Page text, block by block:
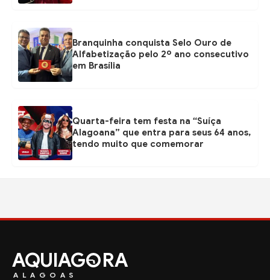
Branquinha conquista Selo Ouro de
Alfabetização pelo 2º ano consecutivo
em Brasília
Quarta-feira tem festa na “Suíça
Alagoana” que entra para seus 64 anos,
tendo muito que comemorar
AQUIAG RA
ALAGOAS